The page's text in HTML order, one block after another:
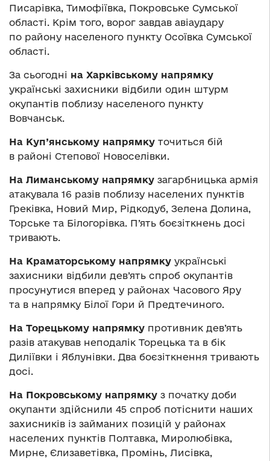
Писарівка, Тимофіївка, Покровське Сумської
області. Крім того, ворог завдав авіаудару
по району населеного пункту Осоївка Сумської
області.
За сьогодні на Харківському напрямку
українські захисники відбили один штурм
окупантів поблизу населеного пункту
Вовчанськ.
На Куп’янському напрямку точиться бій
в районі Степової Новоселівки.
На Лиманському напрямку загарбницька армія
атакувала 16 разів поблизу населених пунктів
Греківка, Новий Мир, Рідкодуб, Зелена Долина,
Торське та Білогорівка. П’ять боєзіткнень досі
тривають.
На Краматорському напрямку українські
захисники відбили дев’ять спроб окупантів
просунутися вперед у районах Часового Яру
та в напрямку Білої Гори й Предтечиного.
На Торецькому напрямку противник дев’ять
разів атакував неподалік Торецька та в бік
Диліївки і Яблунівки. Два боєзіткнення тривають
досі.
На Покровському напрямку з початку доби
окупанти здійснили 45 спроб потіснити наших
захисників із займаних позицій у районах
населених пунктів Полтавка, Миролюбівка,
Мирне, Єлизаветівка, Промінь, Лисівка,